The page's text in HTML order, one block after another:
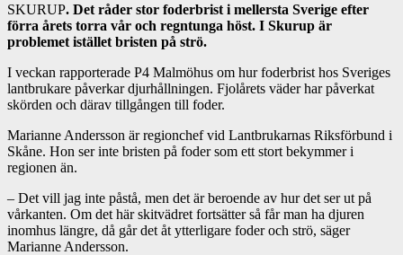
SKURUP. Det råder stor foderbrist i mellersta Sverige efter
förra årets torra vår och regntunga höst. I Skurup är
problemet istället bristen på strö.
I veckan rapporterade P4 Malmöhus om hur foderbrist hos Sveriges
lantbrukare påverkar djurhållningen. Fjolårets väder har påverkat
skörden och därav tillgången till foder.
Marianne Andersson är regionchef vid Lantbrukarnas Riksförbund i
Skåne. Hon ser inte bristen på foder som ett stort bekymmer i
regionen än.
– Det vill jag inte påstå, men det är beroende av hur det ser ut på
vårkanten. Om det här skitvädret fortsätter så får man ha djuren
inomhus längre, då går det åt ytterligare foder och strö, säger
Marianne Andersson.